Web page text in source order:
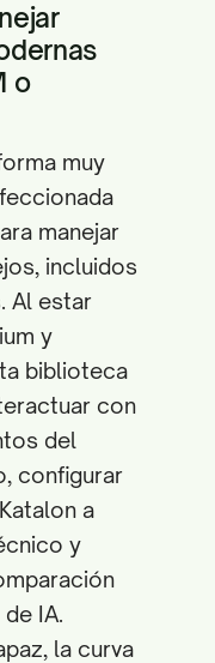
o
muy
manejar
incluidos
Al estar
y
biblioteca
con
del
configurar
a
y
IA.
la curva